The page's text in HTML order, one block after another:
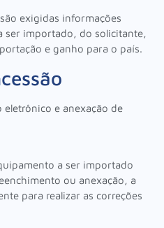
exigidas informações
ser importado, do solicitante,
e ganho para o país.
e anexação de
a ser importado
ou anexação, a
para realizar as correções